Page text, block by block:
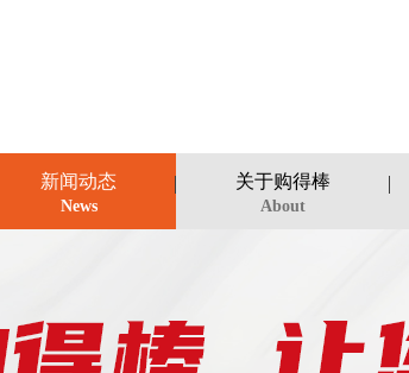
新闻动态
News
关于购得棒
About